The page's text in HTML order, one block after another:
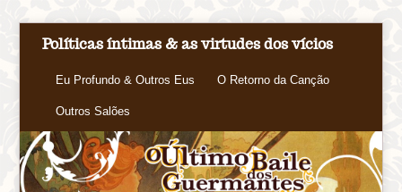
Políticas íntimas & as virtudes dos vícios
Eu Profundo & Outros Eus O Retorno da Canção
Outros Salões